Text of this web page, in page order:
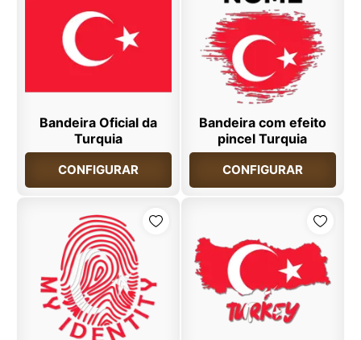
Bandeira Oficial da
Turquia
CONFIGURAR
Bandeira com efeito
pincel Turquia
CONFIGURAR